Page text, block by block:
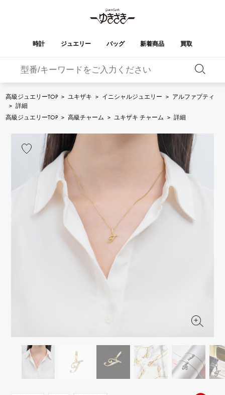
時計 ジュエリー バッグ 新着商品 買取
ロレックス ウブロ
オメガ ブライトリング
A.LANGE & SOHNE
ランゲ＆ゾーネ
Breguet
PATEK PHILIPPE
パテック・フィリップ
FRANCK MULLER
フランク・ミュラー
RICHARD MILLE
リシャール・ミル
VACHERON
CONSTANTIN
ヴァシュロン・コンスタ
PANERAI
パネライ
AUDEMARS PIGUET
ゼニス
DUNAMIS
デュナミス
TABLE CLOCK
置き時計
VINTAGE WATCH
YUKIZAKI
ジュエリー
ジュエリー
ジュエリー
ジュエリー
レガリア ダブルトップ
YOBIKO
ヨビコ
NOMBRE
ノンブル
NOMBRE putite
ノンブルプティ
ALPHA
アルファ
ALPHA putite
アルファプティ
eclat
エクラ
RICH CROSS
リッチクロス
TwinPinky
ツインピンキー
オリジナルジュエリー一覧へ
バーキン オータクロア
ガーデンパーティー エブリン
財布 チャーム
その他
エルメスバッグ
高級ジュエリーTOP > ユキザキ > イニシャルジュエリー > アルファプティ
> 詳細
高級ジュエリーTOP > 高級チャーム > ユキザキ チャーム > 詳細